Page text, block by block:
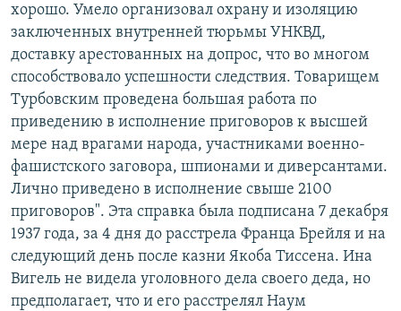
хорошо. Умело организовал охрану и изоляцию
заключенных внутренней тюрьмы УНКВД,
доставку арестованных на допрос, что во многом
способствовало успешности следствия. Товарищем
Турбовским проведена большая работа по
приведению в исполнение приговоров к высшей
мере над врагами народа, участниками военно-
фашистского заговора, шпионами и диверсантами.
Лично приведено в исполнение свыше 2100
приговоров". Эта справка была подписана 7 декабря
1937 года, за 4 дня до расстрела Франца Брейля и на
следующий день после казни Якоба Тиссена. Ина
Вигель не видела уголовного дела своего деда, но
предполагает, что и его расстрелял Наум